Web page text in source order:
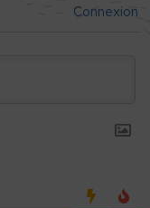
Connexion